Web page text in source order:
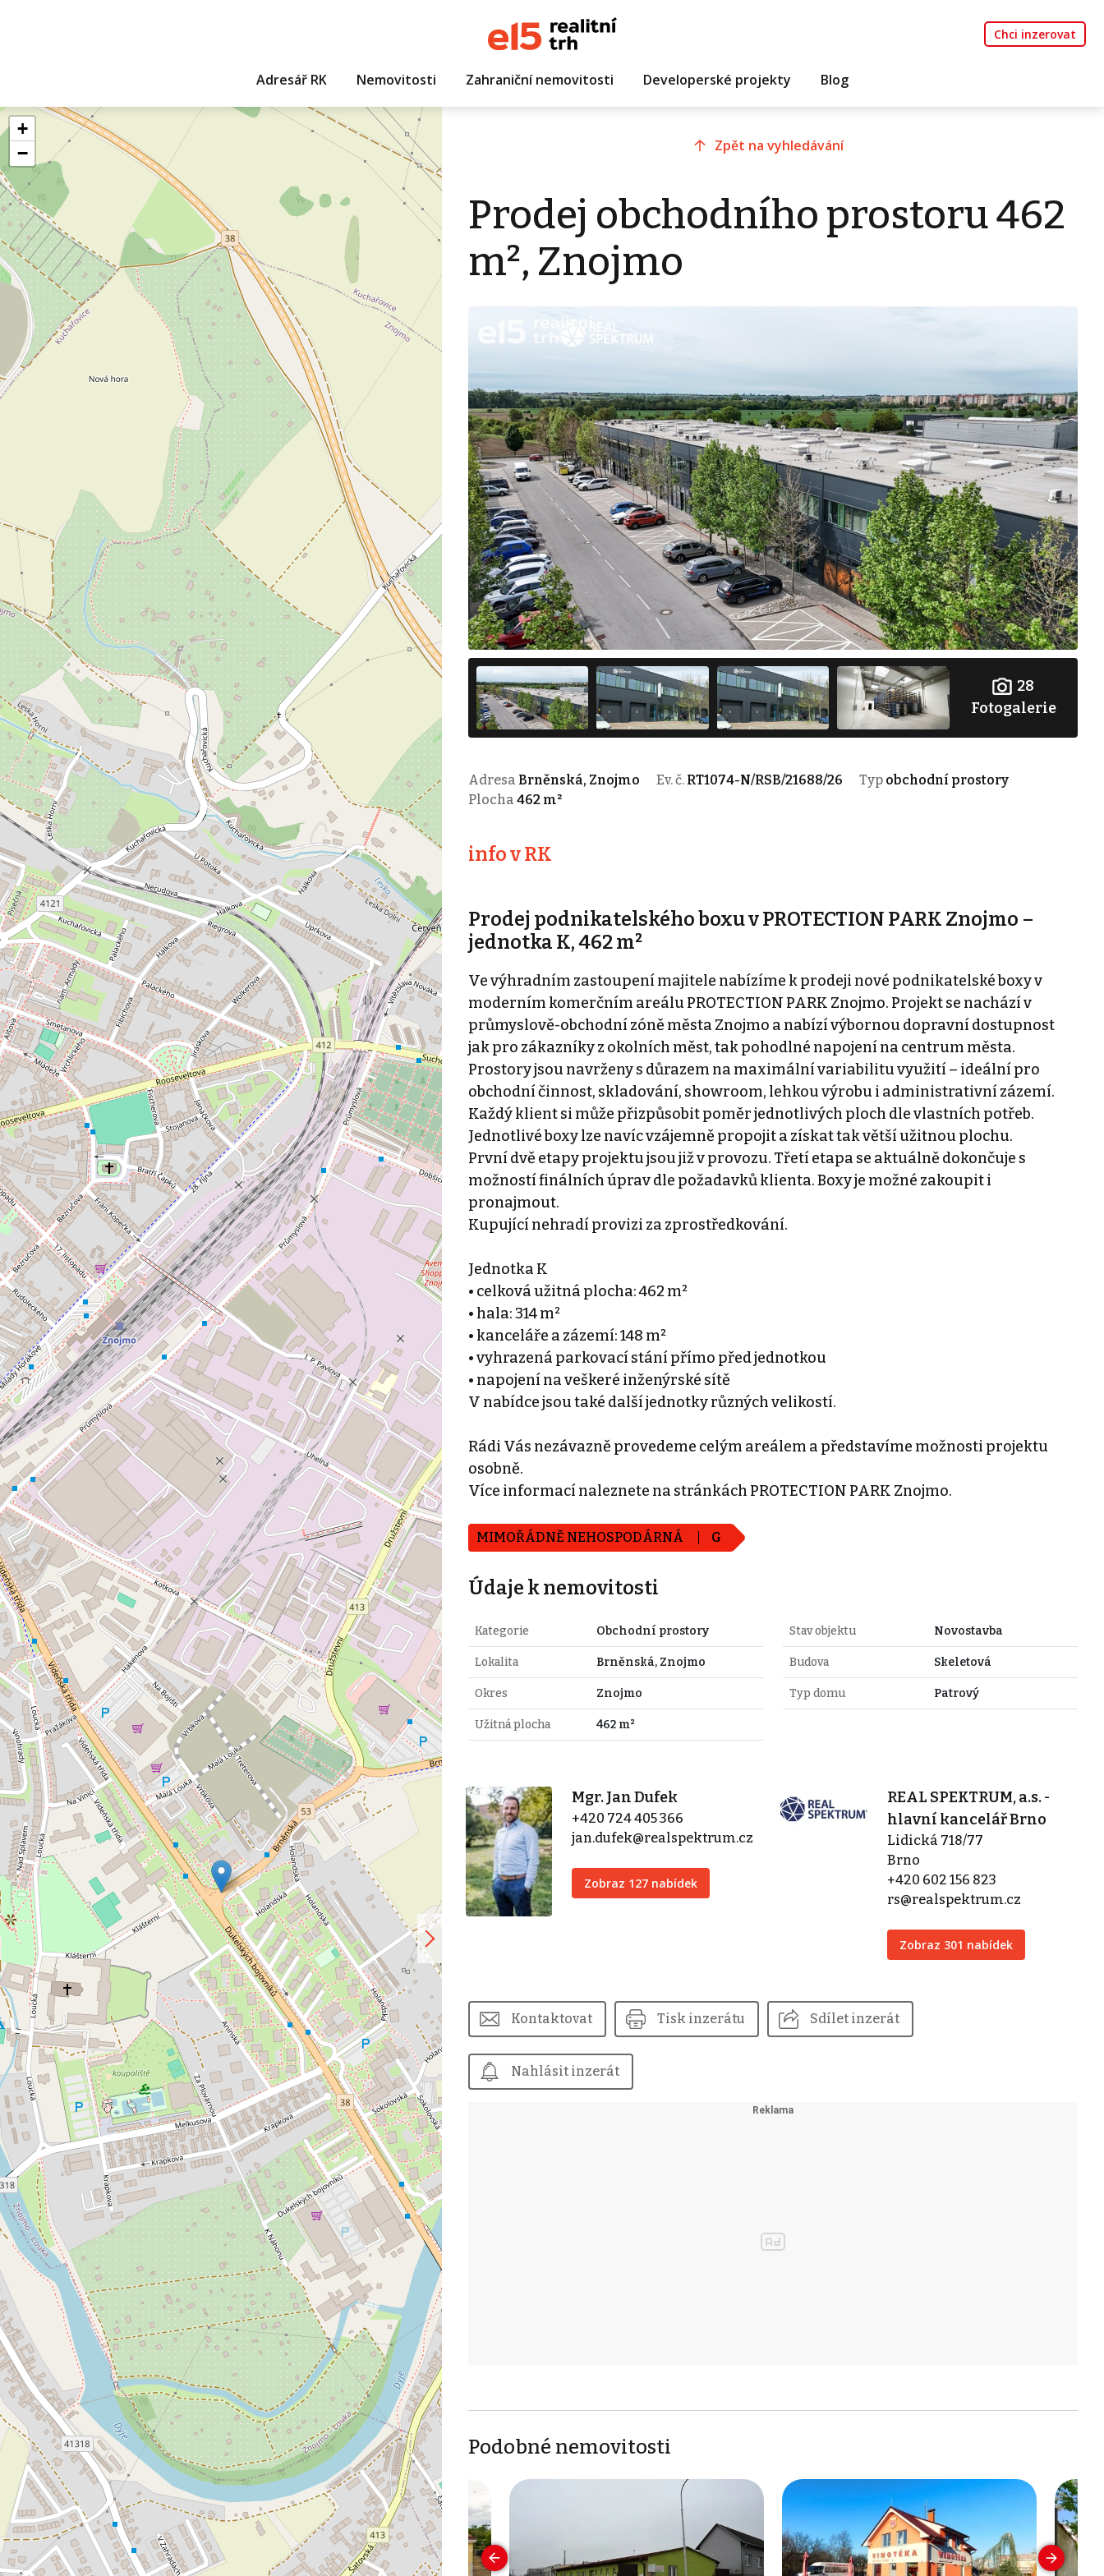
Chci inzerovat
Adresář RK Nemovitosti Zahraniční nemovitosti Developerské projekty Blog
+
−
Zpět na vyhledávání
Prodej obchodního prostoru 462
m², Znojmo
28
Fotogalerie
Adresa Brněnská, Znojmo Ev. č. RT1074-N/RSB/21688/26 Typ obchodní prostory
Plocha 462 m²
info v RK
Prodej podnikatelského boxu v PROTECTION PARK Znojmo –
jednotka K, 462 m²
Ve výhradním zastoupení majitele nabízíme k prodeji nové podnikatelské boxy v
moderním komerčním areálu PROTECTION PARK Znojmo. Projekt se nachází v
průmyslově-obchodní zóně města Znojmo a nabízí výbornou dopravní dostupnost
jak pro zákazníky z okolních měst, tak pohodlné napojení na centrum města.
Prostory jsou navrženy s důrazem na maximální variabilitu využití – ideální pro
obchodní činnost, skladování, showroom, lehkou výrobu i administrativní zázemí.
Každý klient si může přizpůsobit poměr jednotlivých ploch dle vlastních potřeb.
Jednotlivé boxy lze navíc vzájemně propojit a získat tak větší užitnou plochu.
První dvě etapy projektu jsou již v provozu. Třetí etapa se aktuálně dokončuje s
možností finálních úprav dle požadavků klienta. Boxy je možné zakoupit i
pronajmout.
Kupující nehradí provizi za zprostředkování.
Jednotka K
• celková užitná plocha: 462 m²
• hala: 314 m²
• kanceláře a zázemí: 148 m²
• vyhrazená parkovací stání přímo před jednotkou
• napojení na veškeré inženýrské sítě
V nabídce jsou také další jednotky různých velikostí.
Rádi Vás nezávazně provedeme celým areálem a představíme možnosti projektu
osobně.
Více informací naleznete na stránkách PROTECTION PARK Znojmo.
MIMOŘÁDNĚ NEHOSPODÁRNÁ G
Údaje k nemovitosti
Kategorie Obchodní prostory
Lokalita Brněnská, Znojmo
Okres Znojmo
Užitná plocha 462 m²
Stav objektu Novostavba
Budova Skeletová
Typ domu Patrový
Mgr. Jan Dufek
+420 724 405 366
jan.dufek@realspektrum.cz
Zobraz 127 nabídek
REAL SPEKTRUM, a.s. -
hlavní kancelář Brno
Lidická 718/77
Brno
+420 602 156 823
rs@realspektrum.cz
Zobraz 301 nabídek
Kontaktovat Tisk inzerátu Sdílet inzerát
Nahlásit inzerát
Podobné nemovitosti